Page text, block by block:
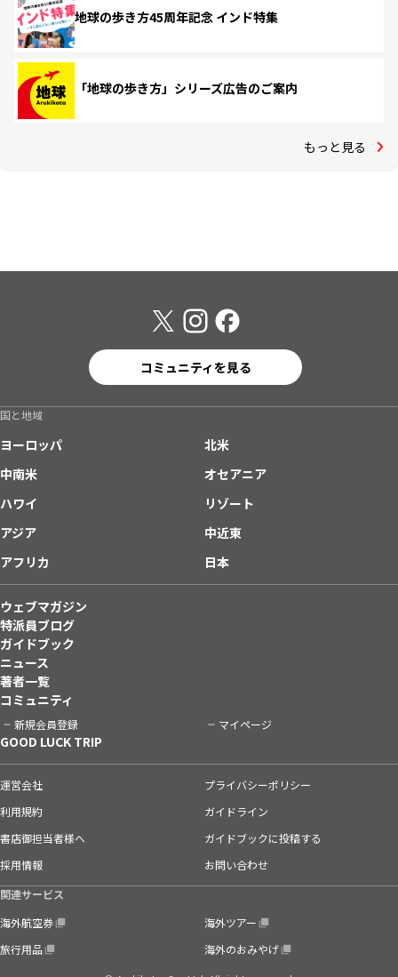
地球の歩き方45周年記念 インド特集
「地球の歩き方」シリーズ広告のご案内
もっと見る
コミュニティを見る
国と地域
ヨーロッパ
北米
中南米
オセアニア
ハワイ
リゾート
アジア
中近東
アフリカ
日本
ウェブマガジン
特派員ブログ
ガイドブック
ニュース
著者一覧
コミュニティ
新規会員登録 マイページ
GOOD LUCK TRIP
運営会社
プライバシーポリシー
利用規約
ガイドライン
書店御担当者様へ
ガイドブックに投稿する
採用情報
お問い合わせ
関連サービス
海外航空券
海外ツアー
旅行用品
海外のおみやげ